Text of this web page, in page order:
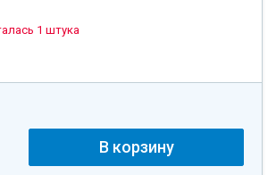
1 штука
В корзину